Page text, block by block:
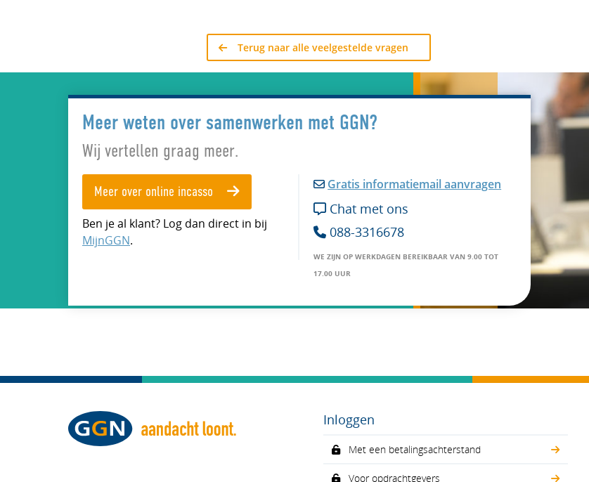
Terug naar alle veelgestelde vragen
Meer weten over samenwerken met GGN?
Wij vertellen graag meer.
Meer over online incasso
Ben je al klant? Log dan direct in bij
MijnGGN.
 Gratis informatiemail aanvragen
 Chat met ons
 088-3316678
WE ZIJN OP WERKDAGEN BEREIKBAAR VAN 9.00 TOT
17.00 UUR
Inloggen
Met een betalingsachterstand
Voor opdrachtgevers